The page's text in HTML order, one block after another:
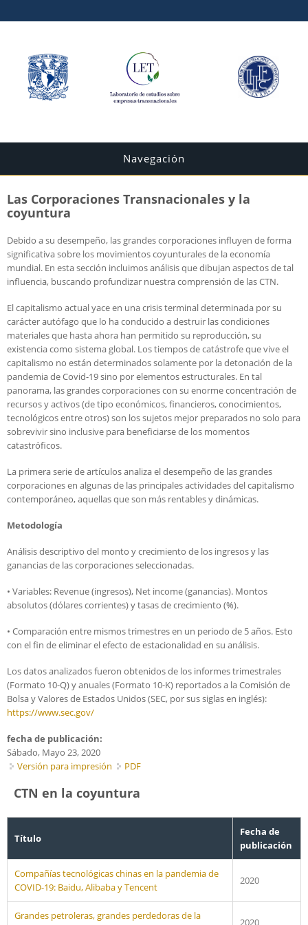
Navegación
Las Corporaciones Transnacionales y la
coyuntura
Debido a su desempeño, las grandes corporaciones influyen de forma
significativa sobre los movimientos coyunturales de la economía
mundial. En esta sección incluimos análisis que dibujan aspectos de tal
influencia, buscando profundizar nuestra comprensión de las CTN.
El capitalismo actual yace en una crisis terminal determinada por su
carácter autófago que lo ha conducido a destruir las condiciones
materiales que hasta ahora han permitido su reproducción, su
existencia como sistema global. Los tiempos de catástrofe que vive el
capitalismo no están determinados solamente por la detonación de la
pandemia de Covid-19 sino por elementos estructurales. En tal
panorama, las grandes corporaciones con su enorme concentración de
recursos y activos (de tipo económicos, financieros, conocimientos,
tecnológicos entre otros) son los sujetos mejor preparados no solo para
sobrevivir sino inclusive para beneficiarse de los momentos
catastróficos.
La primera serie de artículos analiza el desempeño de las grandes
corporaciones en algunas de las principales actividades del capitalismo
contemporáneo, aquellas que son más rentables y dinámicas.
Metodología
Análisis descriptivo del monto y crecimiento de los ingresos y las
ganancias de las corporaciones seleccionadas.
• Variables: Revenue (ingresos), Net income (ganancias). Montos
absolutos (dólares corrientes) y tasas de crecimiento (%).
• Comparación entre mismos trimestres en un periodo de 5 años. Esto
con el fin de eliminar el efecto de estacionalidad en su análisis.
Los datos analizados fueron obtenidos de los informes trimestrales
(Formato 10-Q) y anuales (Formato 10-K) reportados a la Comisión de
Bolsa y Valores de Estados Unidos (SEC, por sus siglas en inglés):
https://www.sec.gov/
fecha de publicación:
Sábado, Mayo 23, 2020
Versión para impresión
PDF
CTN en la coyuntura
Título
Fecha de
publicación
Compañías tecnológicas chinas en la pandemia de
COVID-19: Baidu, Alibaba y Tencent
2020
Grandes petroleras, grandes perdedoras de la
2020